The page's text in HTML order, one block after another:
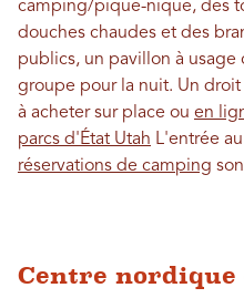
camping/pique-nique, des
douches chaudes et des
publics, un pavillon à
groupe pour la nuit. Un
à acheter sur place ou en
parcs d'État Utah L'entrée
réservations de camping
Centre